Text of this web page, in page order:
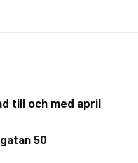
till och med april
50